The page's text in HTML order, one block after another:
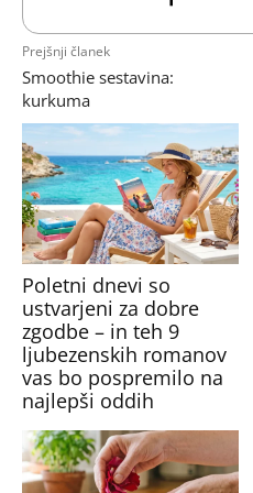
Prejšnji članek
Smoothie sestavina:
kurkuma
Poletni dnevi so
ustvarjeni za dobre
zgodbe – in teh 9
ljubezenskih romanov
vas bo pospremilo na
najlepši oddih